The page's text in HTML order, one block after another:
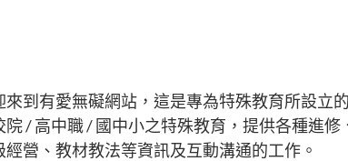
來到有愛無礙網站，這是專為特殊教育所設立
院 / 高中職 / 國中小之特殊教育，提供各種進修
經營、教材教法等資訊及互動溝通的工作。